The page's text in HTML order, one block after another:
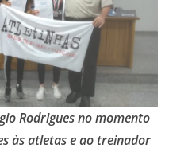
Rodrigues no momento
às atletas e ao treinador